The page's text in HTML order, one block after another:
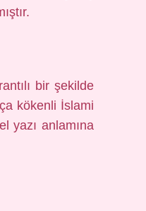
bir şekilde
kökenli İslami
yazı anlamına